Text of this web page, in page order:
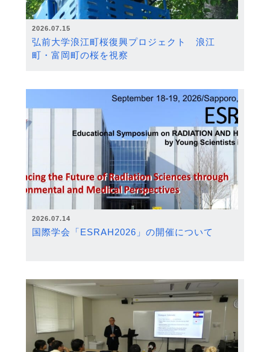
2026.07.15
弘前大学浪江町桜復興プロジェクト 浪江
町・富岡町の桜を視察
2026.07.14
国際学会「ESRAH2026」の開催について